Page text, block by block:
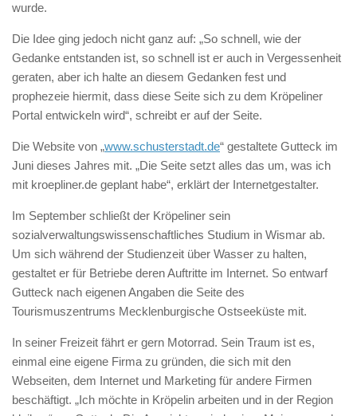
wurde.
Die Idee ging jedoch nicht ganz auf: „So schnell, wie der
Gedanke entstanden ist, so schnell ist er auch in Vergessenheit
geraten, aber ich halte an diesem Gedanken fest und
prophezeie hiermit, dass diese Seite sich zu dem Kröpeliner
Portal entwickeln wird“, schreibt er auf der Seite.
Die Website von „www.schusterstadt.de“ gestaltete Gutteck im
Juni dieses Jahres mit. „Die Seite setzt alles das um, was ich
mit kroepliner.de geplant habe“, erklärt der Internetgestalter.
Im September schließt der Kröpeliner sein
sozialverwaltungswissenschaftliches Studium in Wismar ab.
Um sich während der Studienzeit über Wasser zu halten,
gestaltet er für Betriebe deren Auftritte im Internet. So entwarf
Gutteck nach eigenen Angaben die Seite des
Tourismuszentrums Mecklenburgische Ostseeküste mit.
In seiner Freizeit fährt er gern Motorrad. Sein Traum ist es,
einmal eine eigene Firma zu gründen, die sich mit den
Webseiten, dem Internet und Marketing für andere Firmen
beschäftigt. „Ich möchte in Kröpelin arbeiten und in der Region